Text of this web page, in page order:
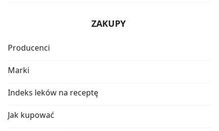
ZAKUPY
Producenci
Marki
Indeks leków na receptę
Jak kupować